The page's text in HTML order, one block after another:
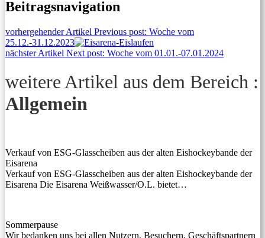
Beitragsnavigation
vorhergehender Artikel Previous post: Woche vom
25.12.-31.12.2023
nächster Artikel Next post: Woche vom 01.01.-07.01.2024
weitere Artikel aus dem Bereich :
Allgemein
Verkauf von ESG-Glasscheiben aus der alten Eishockeybande der
Eisarena
Verkauf von ESG-Glasscheiben aus der alten Eishockeybande der
Eisarena Die Eisarena Weißwasser/O.L. bietet…
Sommerpause
Wir bedanken uns bei allen Nutzern, Besuchern, Geschäftspartnern